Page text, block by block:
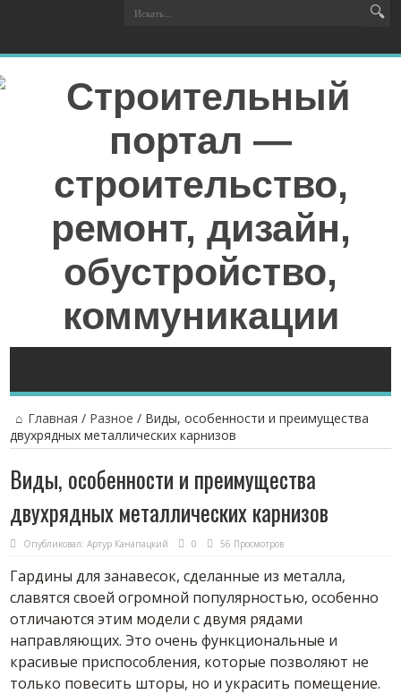
Главная / Разное / Виды, особенности и преимущества
двухрядных металлических карнизов
Виды, особенности и преимущества
двухрядных металлических карнизов
Опубликовал:Артур Канапацкий 0 56 Просмотров
Гардины для занавесок, сделанные из металла,
славятся своей огромной популярностью, особенно
отличаются этим модели с двумя рядами
направляющих. Это очень функциональные и
красивые приспособления, которые позволяют не
только повесить шторы, но и украсить помещение.